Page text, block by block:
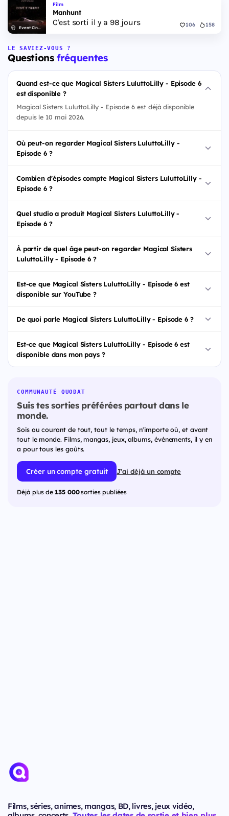
Event Cinemas
Film
Manhunt
C'est sorti il y a 98 jours 106 158
LE SAVIEZ-VOUS ?
Questionsfréquentes
Quand est-ce que Magical Sisters LuluttoLilly - Episode 6
est disponible ?
Magical Sisters LuluttoLilly - Episode 6 est déjà disponible
depuis le 10 mai 2026.
Où peut-on regarder Magical Sisters LuluttoLilly -
Episode 6 ?
Combien d'épisodes compte Magical Sisters LuluttoLilly -
Episode 6 ?
Quel studio a produit Magical Sisters LuluttoLilly -
Episode 6 ?
À partir de quel âge peut-on regarder Magical Sisters
LuluttoLilly - Episode 6 ?
Est-ce que Magical Sisters LuluttoLilly - Episode 6 est
disponible sur YouTube ?
De quoi parle Magical Sisters LuluttoLilly - Episode 6 ?
Est-ce que Magical Sisters LuluttoLilly - Episode 6 est
disponible dans mon pays ?
COMMUNAUTÉ QUODAT
Suis tes sorties préférées partout dans le
monde.
Sois au courant de tout, tout le temps, n'importe où, et avant
tout le monde. Films, mangas, jeux, albums, événements, il y en
a pour tous les goûts.
Créer un compte gratuit J'ai déjà un compte
Déjà plus de 135 000sorties publiées
Films, séries, animes, mangas, BD, livres, jeux vidéo,